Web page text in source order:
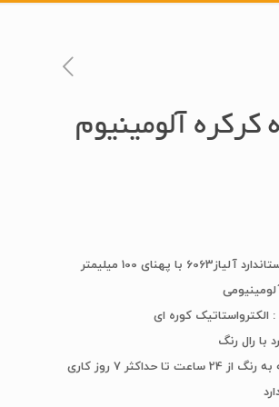
آلومینیوم
با پهنای 100 میلیمتر
الکترواستاتیک کوره ای
با رال رنگ
تا حداکثر 7 روز کاری